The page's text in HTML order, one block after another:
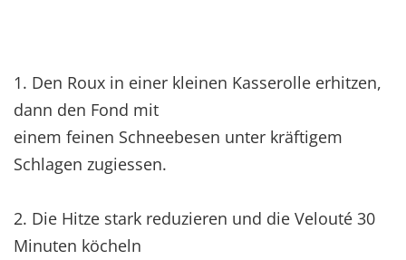
1. Den Roux in einer kleinen Kasserolle erhitzen,
dann den Fond mit
einem feinen Schneebesen unter kräftigem
Schlagen zugiessen.
2. Die Hitze stark reduzieren und die Velouté 30
Minuten köcheln